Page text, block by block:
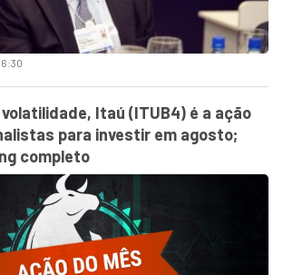
Itaú (ITUB4) é a ação
para investir em agosto;
completo